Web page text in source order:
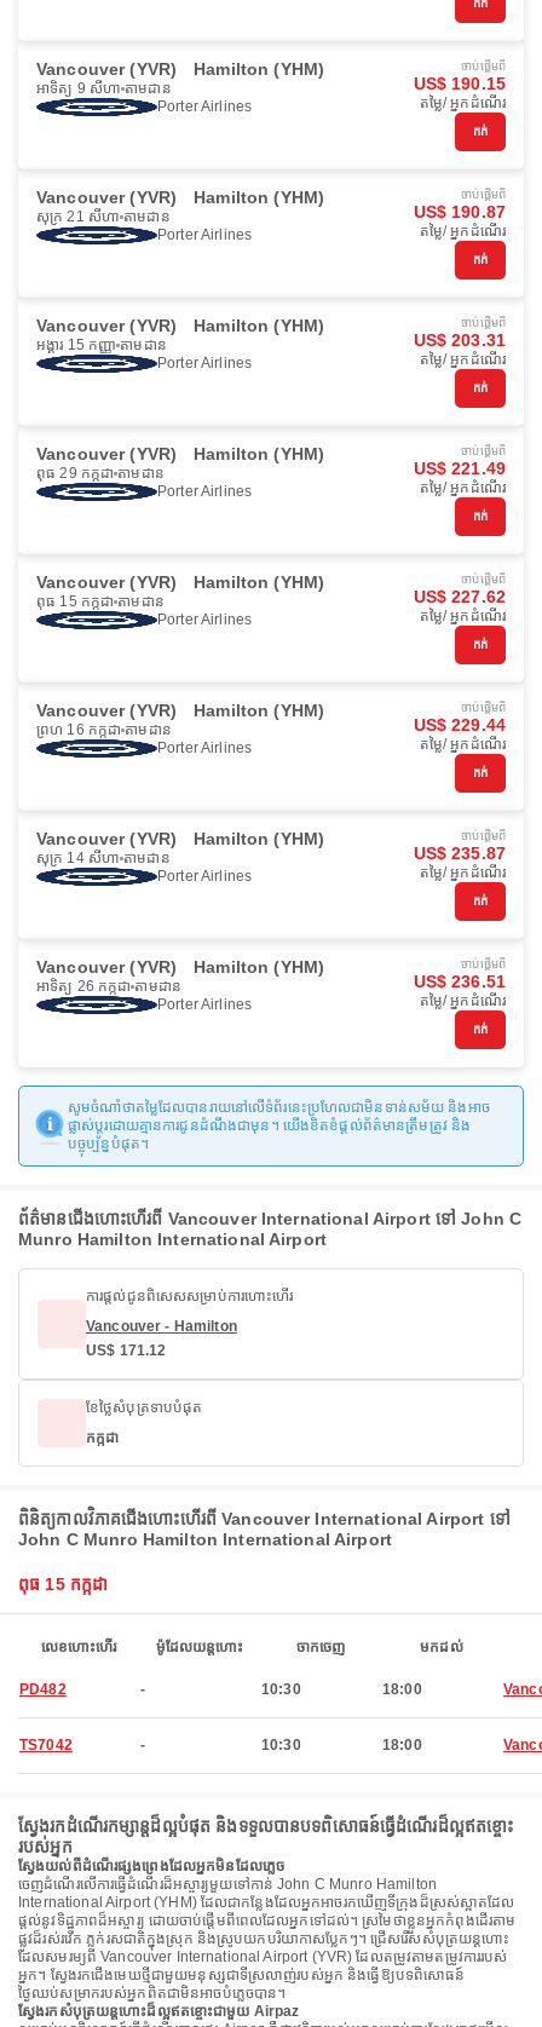
កក់
Vancouver (YVR) Hamilton (YHM)
អាទិត្យ 9 សីហា តាមដាន
Porter Airlines
ចាប់ផ្ដើមពី
US$ 190.15
តម្លៃ/ អ្នកដំណើរ
កក់
Vancouver (YVR) Hamilton (YHM)
សុក្រ 21 សីហា តាមដាន
Porter Airlines
ចាប់ផ្ដើមពី
US$ 190.87
តម្លៃ/ អ្នកដំណើរ
កក់
Vancouver (YVR) Hamilton (YHM)
អង្គារ 15 កញ្ញា តាមដាន
Porter Airlines
ចាប់ផ្ដើមពី
US$ 203.31
តម្លៃ/ អ្នកដំណើរ
កក់
Vancouver (YVR) Hamilton (YHM)
ពុធ 29 កក្កដា តាមដាន
Porter Airlines
ចាប់ផ្ដើមពី
US$ 221.49
តម្លៃ/ អ្នកដំណើរ
កក់
Vancouver (YVR) Hamilton (YHM)
ពុធ 15 កក្កដា តាមដាន
Porter Airlines
ចាប់ផ្ដើមពី
US$ 227.62
តម្លៃ/ អ្នកដំណើរ
កក់
Vancouver (YVR) Hamilton (YHM)
ព្រហ 16 កក្កដា តាមដាន
Porter Airlines
ចាប់ផ្ដើមពី
US$ 229.44
តម្លៃ/ អ្នកដំណើរ
កក់
Vancouver (YVR) Hamilton (YHM)
សុក្រ 14 សីហា តាមដាន
Porter Airlines
ចាប់ផ្ដើមពី
US$ 235.87
តម្លៃ/ អ្នកដំណើរ
កក់
Vancouver (YVR) Hamilton (YHM)
អាទិត្យ 26 កក្កដា តាមដាន
Porter Airlines
ចាប់ផ្ដើមពី
US$ 236.51
តម្លៃ/ អ្នកដំណើរ
កក់
សូមចំណាំថាតម្លៃដែលបានរាយនៅលើទំព័រនេះប្រហែលជាមិនទាន់សម័យ និងអាច
ផ្លាស់ប្តូរដោយគ្មានការជូនដំណឹងជាមុន។ យើងខិតខំផ្តល់ព័ត៌មានត្រឹមត្រូវ និង
បច្ចុប្បន្នបំផុត។
ព័ត៌មានជើងហោះហើរពី Vancouver International Airport ទៅ John C
Munro Hamilton International Airport
ការផ្តល់ជូនពិសេសសម្រាប់ការហោះហើរ
Vancouver - Hamilton
US$ 171.12
ខែថ្លៃសំបុត្រទាបបំផុត
កក្កដា
ពិនិត្យកាលវិភាគជើងហោះហើរពី Vancouver International Airport ទៅ
John C Munro Hamilton International Airport
ពុធ 15 កក្កដា
លេខហោះហើរ ម៉ូដែលយន្តហោះ ចាកចេញ មកដល់
PD482 - 10:30 18:00
TS7042 - 10:30 18:00
ស្វែងរកដំណើរកម្សាន្តដ៏ល្អបំផុត និងទទួលបានបទពិសោធន៍ធ្វើដំណើរដ៏ល្អឥតខ្ចោះ
របស់អ្នក
ស្វែងយល់ពីដំណើរផ្សងព្រេងដែលអ្នកមិនដែលភ្លេច
ចេញដំណើរលើការធ្វើដំណើរដ៏អស្ចារ្យមួយទៅកាន់ John C Munro Hamilton
International Airport (YHM) ដែលជាកន្លែងដែលអ្នកអាចរកឃើញទីក្រុងដ៏ស្រស់ស្អាតដែល
ផ្តល់នូវទិដ្ឋភាពដ៏អស្ចារ្យ ដោយចាប់ផ្តើមពីពេលដែលអ្នកទៅដល់។ ស្រមៃថាខ្លួនអ្នកកំពុងដើរតាម
ផ្លូវដ៏រស់រវើក ភ្លក់រសជាតិក្នុងស្រុក និងស្រូបយកបរិយាកាសប្លែកៗ។ ជ្រើសរើសសំបុត្រយន្តហោះ
ដែលសមរម្យពី Vancouver International Airport (YVR) ដែលតម្រូវតាមតម្រូវការរបស់
អ្នក។ ស្វែងរកជើងមេឃថ្មីជាមួយមនុស្សជាទីស្រលាញ់របស់អ្នក និងធ្វើឱ្យបទពិសោធន៍
ថ្ងៃឈប់សម្រាករបស់អ្នកពិតជាមិនអាចបំភ្លេចបាន។
ស្វែងរកសំបុត្រយន្តហោះដ៏ល្អឥតខ្ចោះជាមួយ Airpaz